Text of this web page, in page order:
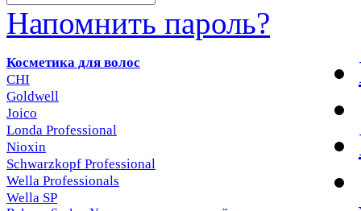
Напомнить пароль?
Косметика для волос
CHI
Goldwell
Joico
Londa Professional
Nioxin
Schwarzkopf Professional
Wella Professionals
Wella SP